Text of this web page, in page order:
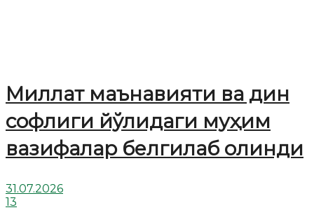
Миллат маънавияти ва дин
софлиги йўлидаги муҳим
вазифалар белгилаб олинди
31.07.2026
13